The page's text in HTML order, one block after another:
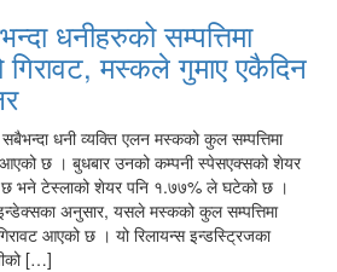
धनीहरुको सम्पत्तिमा
मस्कले गुमाए एकैदिन
धनी व्यक्ति एलन मस्कको कुल सम्पत्तिमा
आएको छ । बुधबार उनको कम्पनी स्पेसएक्सको शेयर
भने टेस्लाको शेयर पनि १.७७% ले घटेको छ ।
अनुसार, यसले मस्कको कुल सम्पत्तिमा
आएको छ । यो रिलायन्स इन्डस्ट्रिजका
[…]